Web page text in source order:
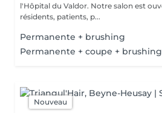
l'Hôpital du Valdor. Notre salon est ouvert à tout le monde :
résidents, patients, p...
Permanente + brushing
Permanente + coupe + brushing
Nouveau